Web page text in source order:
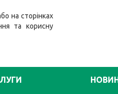
на сторінках
та корисну